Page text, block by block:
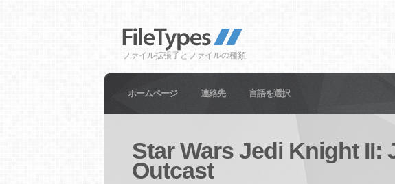
ファイル拡張子とファイルの種類
ホームページ 連絡先 言語を選択
Star Wars Jedi Knight II:
Outcast